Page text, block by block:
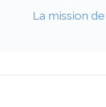
La mission